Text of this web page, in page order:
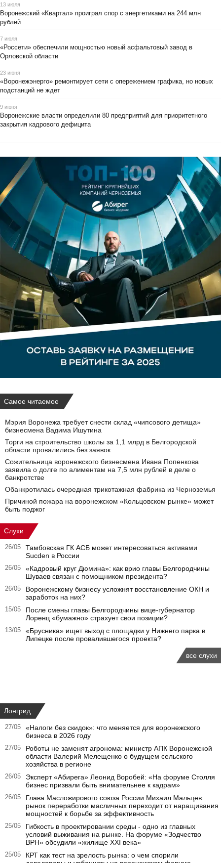
13 июля
Воронежский «Квартал» проиграл спор с энергетиками на 244 млн
рублей
7 июля
«Россети» обеспечили мощностью новый асфальтовый завод в
Орловской области
23 июня
«Воронежэнерго» ремонтирует сети с опережением графика, но новых
подстанций не ждет
9 июня
Воронежские власти определили 80 предприятий для приоритетного
закрытия кадрового дефицита
Самое читаемое
Мэрия Воронежа требует снести склад «чипсового детища»
бизнесмена Вадима Ишутина
Торги на строительство школы за 1,1 млрд в Белгородской
области провалились без заявок
Сожительница воронежского бизнесмена Ивана Попенкова
заявила о долге по алиментам на 7,5 млн рублей в деле о
банкротстве
Обанкротилась очередная трикотажная фабрика из Черноземья
Причиной пожара на воронежском «Кольцовском рынке» может
быть поджог
Слухи
26/05
Тамбовская ГК АСБ может интересоваться активами
Sucden в России
26/05
«Кадровый круг Дюмина»: как врио главы Белгородчины
Шуваев связан с помощником президента?
26/05
Воронежскому бизнесу усложнят восстановление ОКН и
заработок на них?
15/05
После смены главы Белгородчины вице-губернатор
Лоренц «бумажно» страхует свои позиции?
13/05
«Брусника» ищет выход с площадки у Нижнего парка в
Липецке после провалившегося проекта?
все слухи
Лонгрид
27/05
«Налоги без скидок»: что меняется для воронежского
бизнеса в 2026 году
27/05
Роботы не заменят агронома: министр АПК Воронежской
области Валерий Мелещенко о будущем сельского
хозяйства в регионе
26/05
Эксперт «Абирега» Леонид Воробей: «На форуме Столля
бизнес призвали быть внимательнее к кадрам»
26/05
Глава Масложирового союза России Михаил Мальцев:
рынок переработки масличных переходит от наращивания
мощностей к борьбе за эффективность
25/05
Гибкость в проектировании среды - одно из главных
условий выживания на рынке. На форуме «Зодчество
ВРН» обсудили «жилище XXI века»
25/05
КРТ как тест на зрелость рынка: о чем спорили